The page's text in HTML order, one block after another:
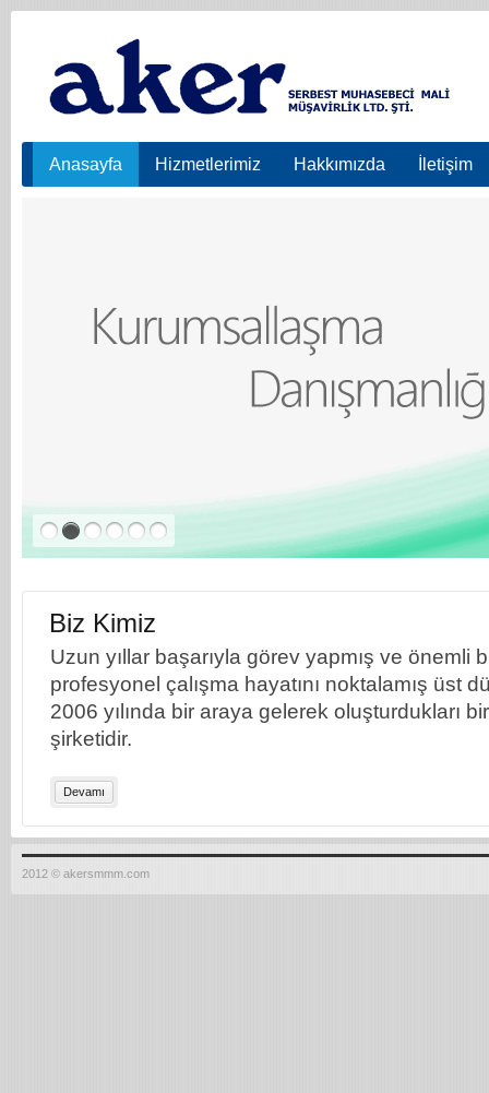
Anasayfa Hizmetlerimiz Hakkımızda İletişim
Biz Kimiz
Uzun yıllar başarıyla görev yapmış ve önemli
profesyonel çalışma hayatını noktalamış üst
2006 yılında bir araya gelerek oluşturdukları
şirketidir.
Devamı
2012 © akersmmm.com